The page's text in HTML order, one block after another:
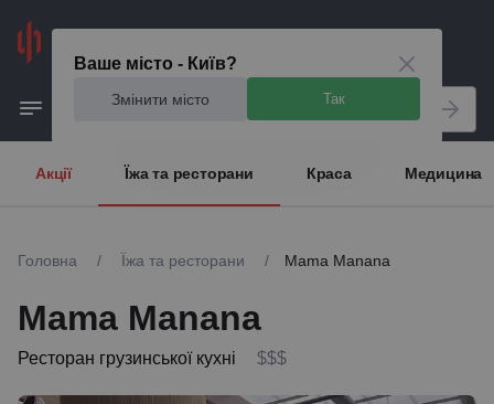
Ваше місто - Київ?
Змінити місто Так
Акції Їжа та ресторани Краса Медицина
Головна / Їжа та ресторани / Mama Manana
Mama Manana
Ресторан грузинської кухні $$$